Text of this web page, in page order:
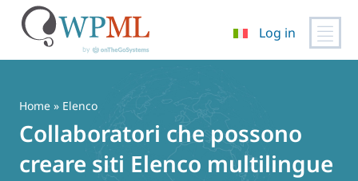
contenuto
Log in
Home » Elenco
Collaboratori che possono
creare siti Elenco multilingue